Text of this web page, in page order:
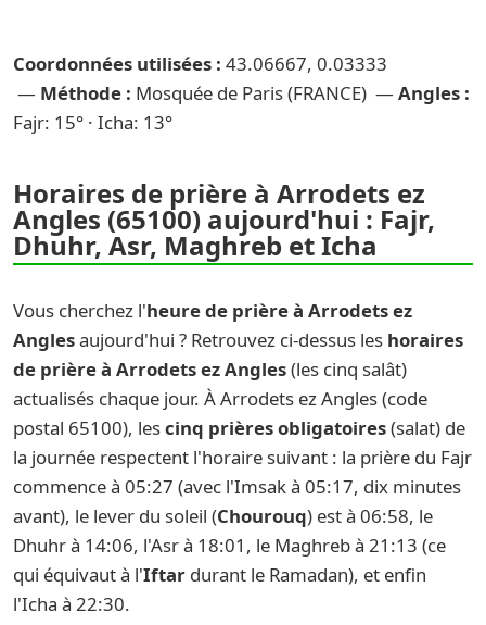
Coordonnées utilisées : 43.06667, 0.03333
— Méthode : Mosquée de Paris (FRANCE) — Angles :
Fajr: 15° · Icha: 13°
Horaires de prière à Arrodets ez
Angles (65100) aujourd'hui : Fajr,
Dhuhr, Asr, Maghreb et Icha
Vous cherchez l'heure de prière à Arrodets ez
Anglesaujourd'hui ? Retrouvez ci-dessus les horaires
de prière à Arrodets ez Angles(les cinq salât)
actualisés chaque jour. À Arrodets ez Angles (code
postal 65100), lescinq prières obligatoires(salat) de
la journée respectent l'horaire suivant : la prière du Fajr
commence à 05:27 (avec l'Imsak à 05:17, dix minutes
avant), le lever du soleil (Chourouq) est à 06:58, le
Dhuhr à 14:06, l'Asr à 18:01, le Maghreb à 21:13 (ce
qui équivaut à l'Iftar durant le Ramadan), et enfin
l'Icha à 22:30.